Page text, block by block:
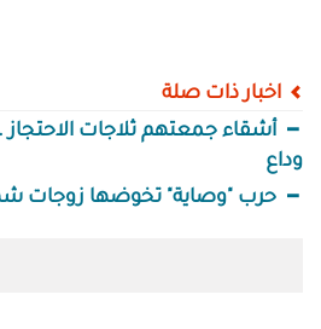
اخبار ذات صلة
أشقاء جمعتهم ثلاجات الاحتجاز
وداع
حرب "وصاية" تخوضها زوجات